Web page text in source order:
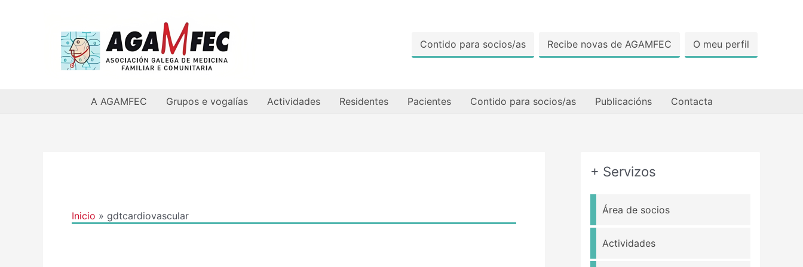
Contido para socios/as Recibe novas de AGAMFEC O meu perfil
A AGAMFEC Grupos e vogalías Actividades Residentes Pacientes Contido para socios/as Publicacións Contacta
Inicio gdtcardiovascular
+ Servizos
Área de socios
Actividades